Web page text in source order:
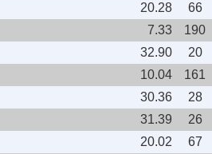
20.28
66
7.33
190
32.90
20
10.04
161
30.36
28
31.39
26
20.02
67